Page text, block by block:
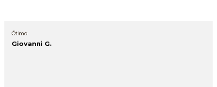
Ótimo
Giovanni G.